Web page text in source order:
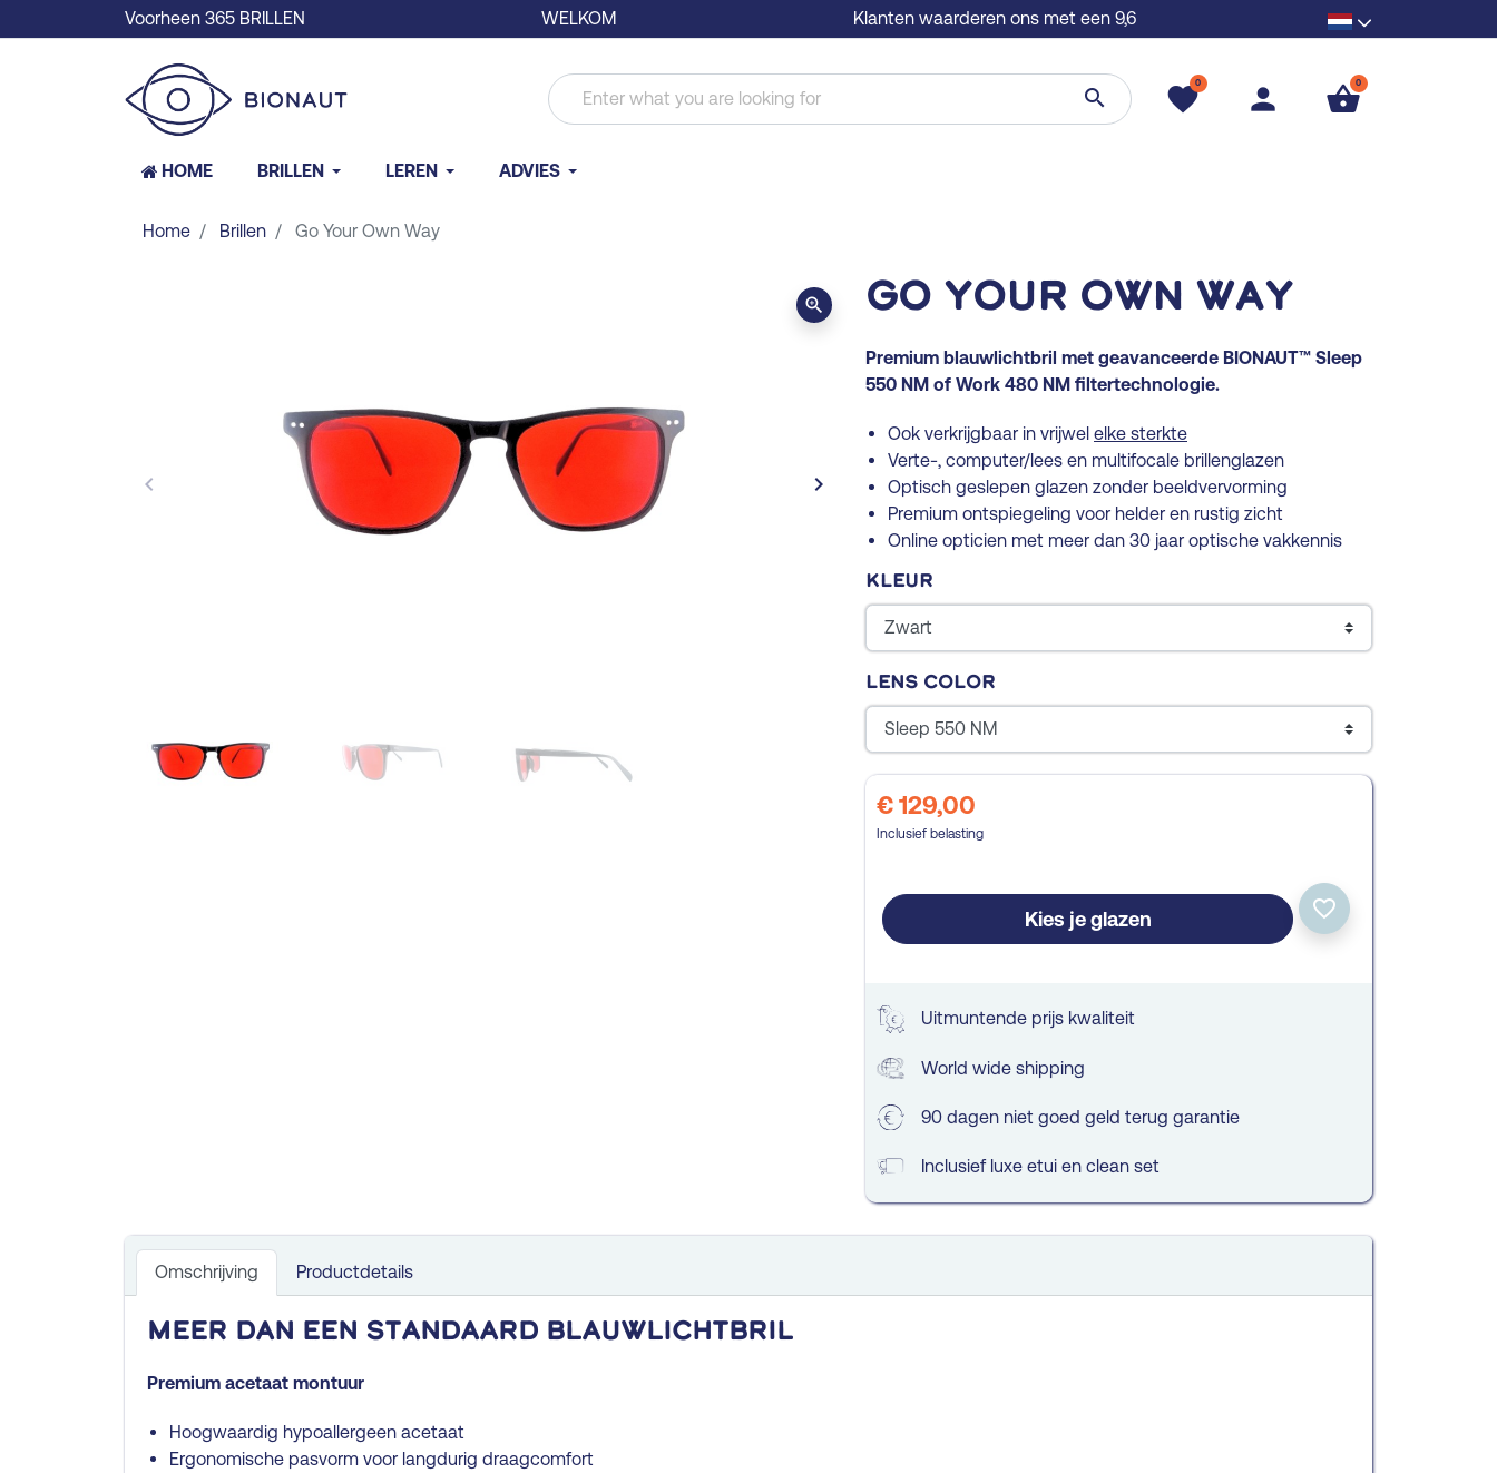
Voorheen 365 BRILLEN WELKOM Klanten waarderen ons met een 9,6
search favorite
0 person shopping_basket
0
HOME BRILLEN LEREN ADVIES
Home Brillen Go Your Own Way
Vorige
keyboard_arrow_left Volgende
keyboard_arrow_right
zoom_in Go Your Own Way
Premium blauwlichtbril met geavanceerde BIONAUT™ Sleep
550 NM of Work 480 NM filtertechnologie.
Ook verkrijgbaar in vrijwel elke sterkte
Verte-, computer/lees en multifocale brillenglazen
Optisch geslepen glazen zonder beeldvervorming
Premium ontspiegeling voor helder en rustig zicht
Online opticien met meer dan 30 jaar optische vakkennis
Kleur
Lens color
€ 129,00
Inclusief belasting
Kies je glazen favorite_border
Uitmuntende prijs kwaliteit
World wide shipping
90 dagen niet goed geld terug garantie
Inclusief luxe etui en clean set
Omschrijving Productdetails
Meer dan een standaard blauwlichtbril
Premium acetaat montuur
Hoogwaardig hypoallergeen acetaat
Ergonomische pasvorm voor langdurig draagcomfort